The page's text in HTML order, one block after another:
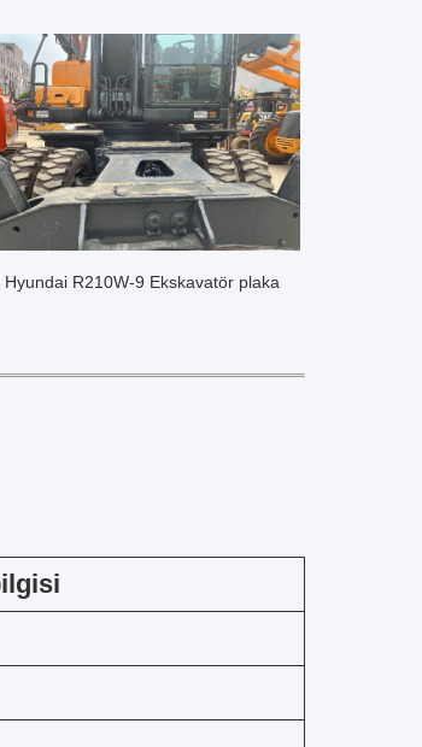
Hyundai R210W-9 Ekskavatör plaka